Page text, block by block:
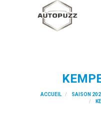
ACCUEIL SAISON